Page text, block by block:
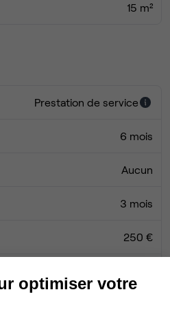
15 m²
Prestation de service
6 mois
Aucun
3 mois
250 €
optimiser votre